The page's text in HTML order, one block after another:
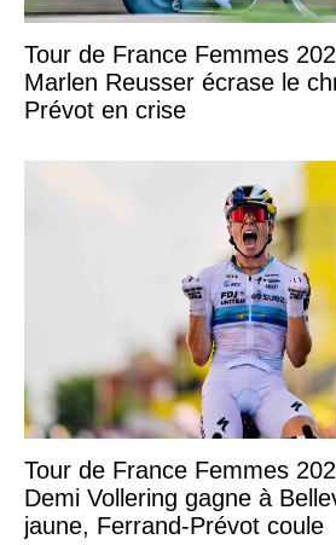
Tour de France Femmes
Marlen Reusser écrase le
Prévot en crise
Tour de France Femmes
Demi Vollering gagne à
jaune, Ferrand-Prévot coule